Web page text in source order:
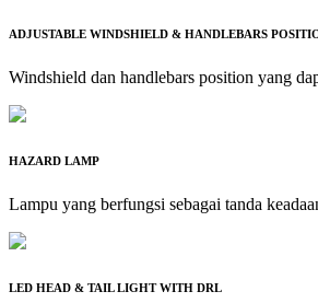
ADJUSTABLE WINDSHIELD & HANDLEBARS
Windshield dan handlebars position yang
HAZARD LAMP
Lampu yang berfungsi sebagai tanda
LED HEAD & TAIL LIGHT WITH DRL